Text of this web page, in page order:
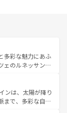
多彩な魅力にあふ
ェのルネッサンス
ルフィ海岸の絶
合間には、本場の
を堪能することも
ンは、太陽が降り
まで、多彩な自然